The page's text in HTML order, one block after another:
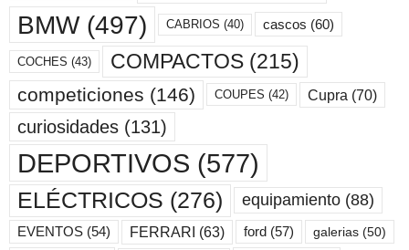
BMW(497) CABRIOS (40) cascos (60)
COCHES (43) COMPACTOS (215)
competiciones (146) COUPES (42) Cupra (70)
curiosidades (131)
DEPORTIVOS (577)
ELÉCTRICOS (276) equipamiento (88)
EVENTOS (54) FERRARI (63) ford (57) galerias (50)